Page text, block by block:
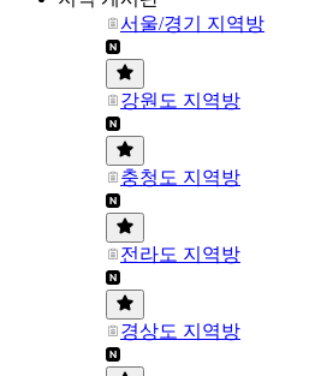
서울/경기 지역방
강원도 지역방
충청도 지역방
전라도 지역방
경상도 지역방